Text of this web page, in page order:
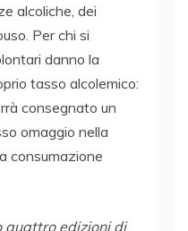
alcoliche, dei
Per chi si
danno la
tasso alcolemico:
consegnato un
omaggio nella
consumazione
quattro edizioni di